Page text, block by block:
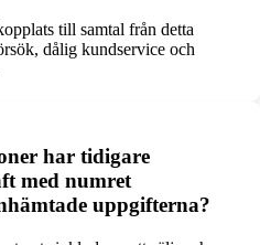
till samtal från detta
dålig kundservice och
har tidigare
med numret
uppgifterna?